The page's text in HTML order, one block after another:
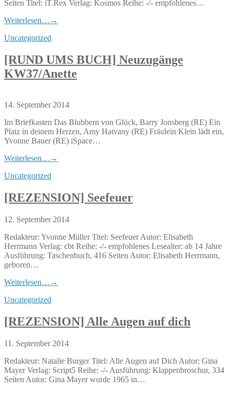
Seiten Titel: iT.Rex Verlag: Kosmos Reihe: -/- empfohlenes…
Weiterlesen… →
Uncategorized
[RUND UMS BUCH] Neuzugänge
KW37/Anette
14. September 2014
Im Briefkasten Das Blubbern von Glück, Barry Jonsberg (RE) Ein
Platz in deinem Herzen, Amy Hatvany (RE) Fräulein Klein lädt ein,
Yvonne Bauer (RE) iSpace…
Weiterlesen… →
Uncategorized
[REZENSION] Seefeuer
12. September 2014
Redakteur: Yvonne Müller Titel: Seefeuer Autor: Elisabeth
Herrmann Verlag: cbt Reihe: -/- empfohlenes Lesealter: ab 14 Jahre
Ausführung: Taschenbuch, 416 Seiten Autor: Elisabeth Herrmann,
geboren…
Weiterlesen… →
Uncategorized
[REZENSION] Alle Augen auf dich
11. September 2014
Redakteur: Natalie Burger Titel: Alle Augen auf Dich Autor: Gina
Mayer Verlag: Script5 Reihe: -/- Ausführung: Klappenbroschur, 334
Seiten Autor: Gina Mayer wurde 1965 in…